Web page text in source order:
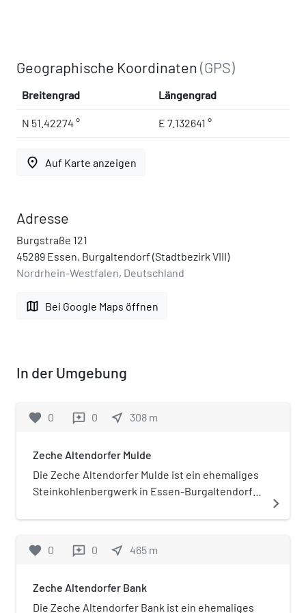
Geographische Koordinaten(GPS)
Breitengrad Längengrad
N 51.42274 ° E 7.132641 °
place Auf Karte anzeigen
Adresse
Burgstraße 121
45289 Essen, Burgaltendorf (Stadtbezirk VIII)
Nordrhein-Westfalen, Deutschland
map Bei Google Maps öffnen
In der Umgebung
favorite 0 reviews 0 near_me 308 m
Zeche Altendorfer Mulde
Die Zeche Altendorfer Mulde ist ein ehemaliges
Steinkohlenbergwerk in Essen-Burgaltendorf.
entstanden und war zuerst als Stollenzeche in
Schacht abgebaut.
navigate_next
favorite 0 reviews 0 near_me 465 m
Zeche Altendorfer Bank
Die Zeche Altendorfer Bank ist ein ehemaliges